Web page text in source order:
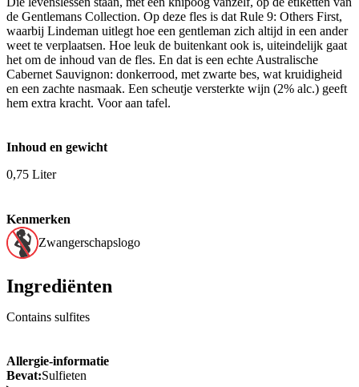
de Gentlemans Collection. Op deze fles is dat Rule 9: Others First,
waarbij Lindeman uitlegt hoe een gentleman zich altijd in een ander
weet te verplaatsen. Hoe leuk de buitenkant ook is, uiteindelijk gaat
het om de inhoud van de fles. En dat is een echte Australische
Cabernet Sauvignon: donkerrood, met zwarte bes, wat kruidigheid
en een zachte nasmaak. Een scheutje versterkte wijn (2% alc.) geeft
hem extra kracht. Voor aan tafel.
Inhoud en gewicht
0,75 Liter
Kenmerken
Zwangerschapslogo
Ingrediënten
Contains sulfites
Allergie-informatie
Bevat:Sulfieten